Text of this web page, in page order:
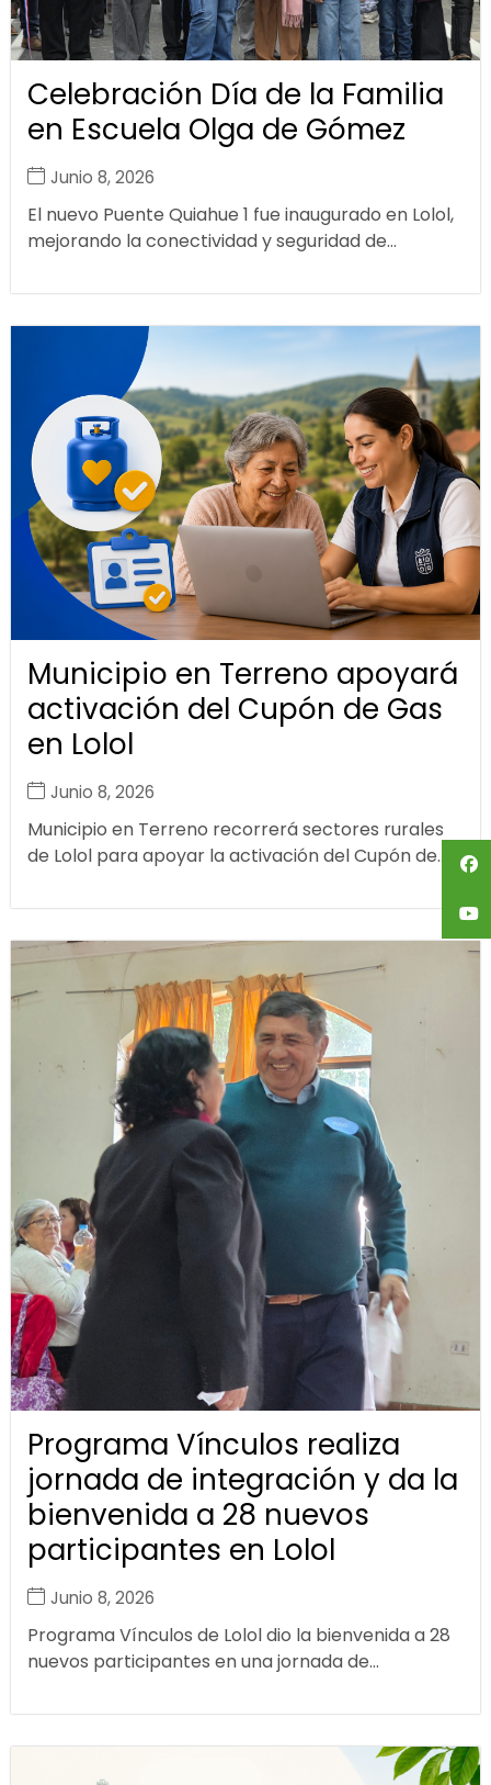
Celebración Día de la Familia
en Escuela Olga de Gómez
Junio 8, 2026
El nuevo Puente Quiahue 1 fue inaugurado en Lolol,
mejorando la conectividad y seguridad de...
Municipio en Terreno apoyará
activación del Cupón de Gas
en Lolol
Junio 8, 2026
Municipio en Terreno recorrerá sectores rurales
de Lolol para apoyar la activación del Cupón de...
Programa Vínculos realiza
jornada de integración y da la
bienvenida a 28 nuevos
participantes en Lolol
Junio 8, 2026
Programa Vínculos de Lolol dio la bienvenida a 28
nuevos participantes en una jornada de...